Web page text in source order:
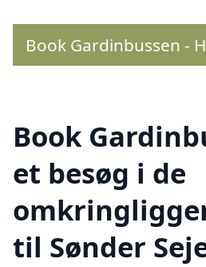
Book Gardinbussen -
Book
et besøg i de
til Sønder